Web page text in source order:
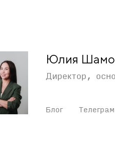
Юлия
Директор,
Блог